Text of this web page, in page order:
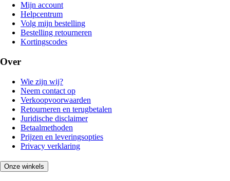
Mijn account
Helpcentrum
Volg mijn bestelling
Bestelling retourneren
Kortingscodes
Over
Wie zijn wij?
Neem contact op
Verkoopvoorwaarden
Retourneren en terugbetalen
Juridische disclaimer
Betaalmethoden
Prijzen en leveringsopties
Privacy verklaring
Onze winkels